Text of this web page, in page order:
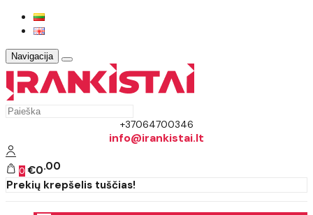
Navigacija
+37064700346
info@irankistai.lt
0 €0 00
Prekių krepšelis tuščias!